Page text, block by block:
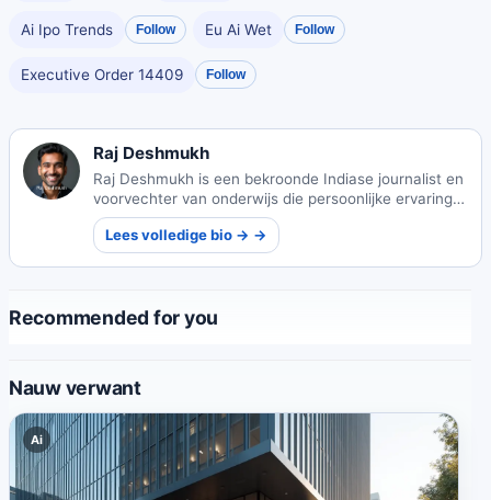
Ai Ipo Trends Follow Eu Ai Wet Follow
Executive Order 14409 Follow
Raj Deshmukh
Raj Deshmukh is een bekroonde Indiase journalist en
voorvechter van onderwijs die persoonlijke ervaring
heeft omgezet in impactvolle verslaggeving over
plattelandsscholen. Zijn werk leidde tot
beleidshervormingen en leverde hem internationale
Lees volledige bio → →
Recommended for you
Nauw verwant
Ai